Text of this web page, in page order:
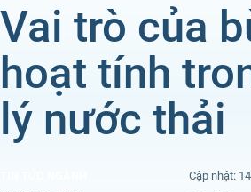
Vai trò của
hoạt tính
lý nước thải
Cập nhật: